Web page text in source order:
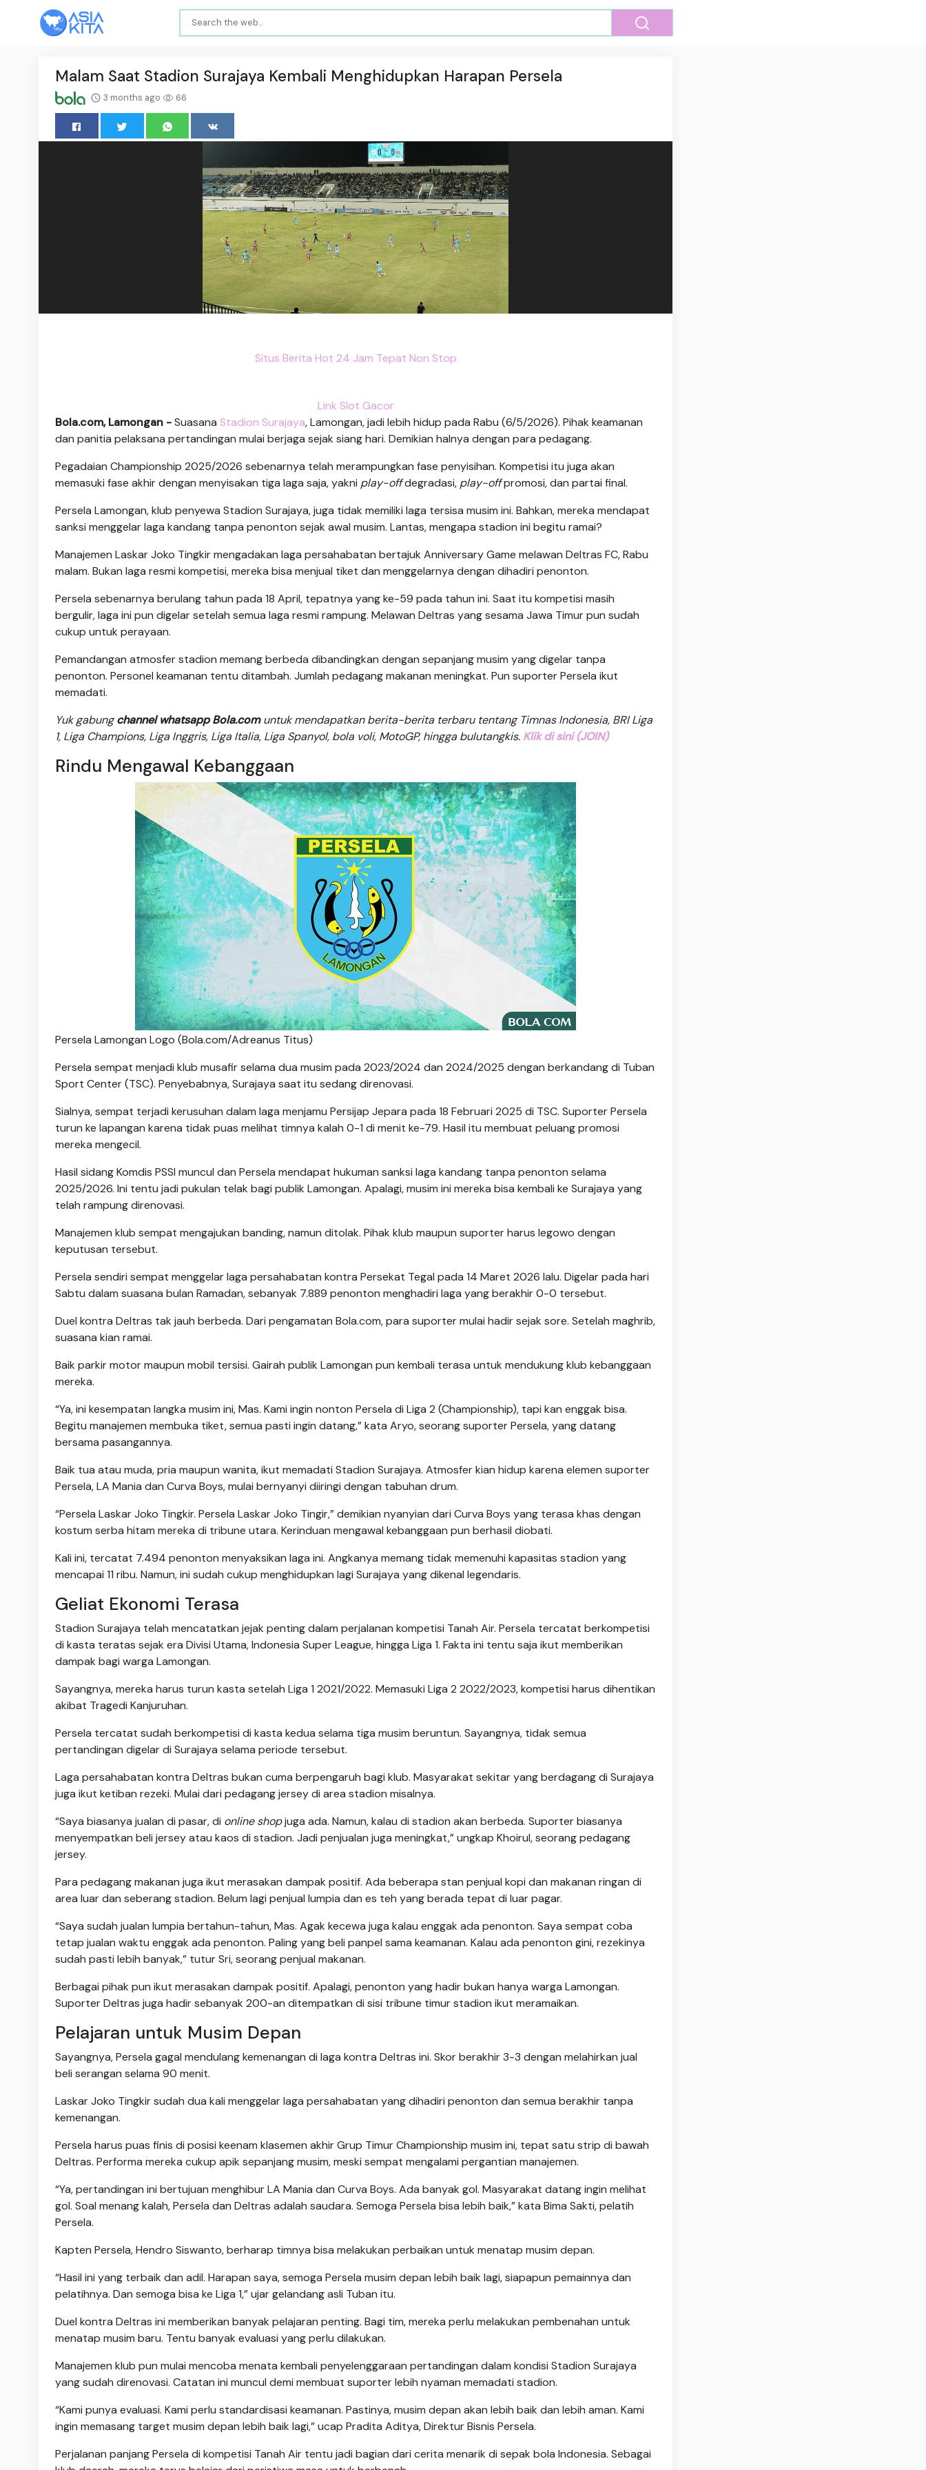
Malam Saat Stadion Surajaya Kembali Menghidupkan Harapan Persela
3 months ago 66
Situs Berita Hot 24 Jam Tepat Non Stop
Link Slot Gacor
Bola.com, Lamongan -Suasana Stadion Surajaya, Lamongan, jadi lebih hidup pada Rabu (6/5/2026). Pihak keamanan
dan panitia pelaksana pertandingan mulai berjaga sejak siang hari. Demikian halnya dengan para pedagang.
Pegadaian Championship 2025/2026 sebenarnya telah merampungkan fase penyisihan. Kompetisi itu juga akan
memasuki fase akhir dengan menyisakan tiga laga saja, yakni play-offdegradasi, play-offpromosi, dan partai final.
Persela Lamongan, klub penyewa Stadion Surajaya, juga tidak memiliki laga tersisa musim ini. Bahkan, mereka mendapat
sanksi menggelar laga kandang tanpa penonton sejak awal musim. Lantas, mengapa stadion ini begitu ramai?
Manajemen Laskar Joko Tingkir mengadakan laga persahabatan bertajuk Anniversary Game melawan Deltras FC, Rabu
malam. Bukan laga resmi kompetisi, mereka bisa menjual tiket dan menggelarnya dengan dihadiri penonton.
Persela sebenarnya berulang tahun pada 18 April, tepatnya yang ke-59 pada tahun ini. Saat itu kompetisi masih
bergulir, laga ini pun digelar setelah semua laga resmi rampung. Melawan Deltras yang sesama Jawa Timur pun sudah
cukup untuk perayaan.
Pemandangan atmosfer stadion memang berbeda dibandingkan dengan sepanjang musim yang digelar tanpa
penonton. Personel keamanan tentu ditambah. Jumlah pedagang makanan meningkat. Pun suporter Persela ikut
memadati.
Yuk gabungchannel whatsapp Bola.comuntuk mendapatkan berita-berita terbaru tentang Timnas Indonesia, BRI Liga
1, Liga Champions, Liga Inggris, Liga Italia, Liga Spanyol, bola voli, MotoGP, hingga bulutangkis. Klik di sini (JOIN)
Rindu Mengawal Kebanggaan
Persela Lamongan Logo (Bola.com/Adreanus Titus)
Persela sempat menjadi klub musafir selama dua musim pada 2023/2024 dan 2024/2025 dengan berkandang di Tuban
Sport Center (TSC). Penyebabnya, Surajaya saat itu sedang direnovasi.
Sialnya, sempat terjadi kerusuhan dalam laga menjamu Persijap Jepara pada 18 Februari 2025 di TSC. Suporter Persela
turun ke lapangan karena tidak puas melihat timnya kalah 0-1 di menit ke-79. Hasil itu membuat peluang promosi
mereka mengecil.
Hasil sidang Komdis PSSI muncul dan Persela mendapat hukuman sanksi laga kandang tanpa penonton selama
2025/2026. Ini tentu jadi pukulan telak bagi publik Lamongan. Apalagi, musim ini mereka bisa kembali ke Surajaya yang
telah rampung direnovasi.
Manajemen klub sempat mengajukan banding, namun ditolak. Pihak klub maupun suporter harus legowo dengan
keputusan tersebut.
Persela sendiri sempat menggelar laga persahabatan kontra Persekat Tegal pada 14 Maret 2026 lalu. Digelar pada hari
Sabtu dalam suasana bulan Ramadan, sebanyak 7.889 penonton menghadiri laga yang berakhir 0-0 tersebut.
Duel kontra Deltras tak jauh berbeda. Dari pengamatan Bola.com, para suporter mulai hadir sejak sore. Setelah maghrib,
suasana kian ramai.
Baik parkir motor maupun mobil tersisi. Gairah publik Lamongan pun kembali terasa untuk mendukung klub kebanggaan
mereka.
“Ya, ini kesempatan langka musim ini, Mas. Kami ingin nonton Persela di Liga 2 (Championship), tapi kan enggak bisa.
Begitu manajemen membuka tiket, semua pasti ingin datang,” kata Aryo, seorang suporter Persela, yang datang
bersama pasangannya.
Baik tua atau muda, pria maupun wanita, ikut memadati Stadion Surajaya. Atmosfer kian hidup karena elemen suporter
Persela, LA Mania dan Curva Boys, mulai bernyanyi diiringi dengan tabuhan drum.
“Persela Laskar Joko Tingkir. Persela Laskar Joko Tingir,” demikian nyanyian dari Curva Boys yang terasa khas dengan
kostum serba hitam mereka di tribune utara. Kerinduan mengawal kebanggaan pun berhasil diobati.
Kali ini, tercatat 7.494 penonton menyaksikan laga ini. Angkanya memang tidak memenuhi kapasitas stadion yang
mencapai 11 ribu. Namun, ini sudah cukup menghidupkan lagi Surajaya yang dikenal legendaris.
Geliat Ekonomi Terasa
Stadion Surajaya telah mencatatkan jejak penting dalam perjalanan kompetisi Tanah Air. Persela tercatat berkompetisi
di kasta teratas sejak era Divisi Utama, Indonesia Super League, hingga Liga 1. Fakta ini tentu saja ikut memberikan
dampak bagi warga Lamongan.
Sayangnya, mereka harus turun kasta setelah Liga 1 2021/2022. Memasuki Liga 2 2022/2023, kompetisi harus dihentikan
akibat Tragedi Kanjuruhan.
Persela tercatat sudah berkompetisi di kasta kedua selama tiga musim beruntun. Sayangnya, tidak semua
pertandingan digelar di Surajaya selama periode tersebut.
Laga persahabatan kontra Deltras bukan cuma berpengaruh bagi klub. Masyarakat sekitar yang berdagang di Surajaya
juga ikut ketiban rezeki. Mulai dari pedagang jersey di area stadion misalnya.
“Saya biasanya jualan di pasar, di online shopjuga ada. Namun, kalau di stadion akan berbeda. Suporter biasanya
menyempatkan beli jersey atau kaos di stadion. Jadi penjualan juga meningkat,” ungkap Khoirul, seorang pedagang
jersey.
Para pedagang makanan juga ikut merasakan dampak positif. Ada beberapa stan penjual kopi dan makanan ringan di
area luar dan seberang stadion. Belum lagi penjual lumpia dan es teh yang berada tepat di luar pagar.
“Saya sudah jualan lumpia bertahun-tahun, Mas. Agak kecewa juga kalau enggak ada penonton. Saya sempat coba
tetap jualan waktu enggak ada penonton. Paling yang beli panpel sama keamanan. Kalau ada penonton gini, rezekinya
sudah pasti lebih banyak,” tutur Sri, seorang penjual makanan.
Berbagai pihak pun ikut merasakan dampak positif. Apalagi, penonton yang hadir bukan hanya warga Lamongan.
Suporter Deltras juga hadir sebanyak 200-an ditempatkan di sisi tribune timur stadion ikut meramaikan.
Pelajaran untuk Musim Depan
Sayangnya, Persela gagal mendulang kemenangan di laga kontra Deltras ini. Skor berakhir 3-3 dengan melahirkan jual
beli serangan selama 90 menit.
Laskar Joko Tingkir sudah dua kali menggelar laga persahabatan yang dihadiri penonton dan semua berakhir tanpa
kemenangan.
Persela harus puas finis di posisi keenam klasemen akhir Grup Timur Championship musim ini, tepat satu strip di bawah
Deltras. Performa mereka cukup apik sepanjang musim, meski sempat mengalami pergantian manajemen.
“Ya, pertandingan ini bertujuan menghibur LA Mania dan Curva Boys. Ada banyak gol. Masyarakat datang ingin melihat
gol. Soal menang kalah, Persela dan Deltras adalah saudara. Semoga Persela bisa lebih baik,” kata Bima Sakti, pelatih
Persela.
Kapten Persela, Hendro Siswanto, berharap timnya bisa melakukan perbaikan untuk menatap musim depan.
“Hasil ini yang terbaik dan adil. Harapan saya, semoga Persela musim depan lebih baik lagi, siapapun pemainnya dan
pelatihnya. Dan semoga bisa ke Liga 1,” ujar gelandang asli Tuban itu.
Duel kontra Deltras ini memberikan banyak pelajaran penting. Bagi tim, mereka perlu melakukan pembenahan untuk
menatap musim baru. Tentu banyak evaluasi yang perlu dilakukan.
Manajemen klub pun mulai mencoba menata kembali penyelenggaraan pertandingan dalam kondisi Stadion Surajaya
yang sudah direnovasi. Catatan ini muncul demi membuat suporter lebih nyaman memadati stadion.
“Kami punya evaluasi. Kami perlu standardisasi keamanan. Pastinya, musim depan akan lebih baik dan lebih aman. Kami
ingin memasang target musim depan lebih baik lagi,” ucap Pradita Aditya, Direktur Bisnis Persela.
Perjalanan panjang Persela di kompetisi Tanah Air tentu jadi bagian dari cerita menarik di sepak bola Indonesia. Sebagai